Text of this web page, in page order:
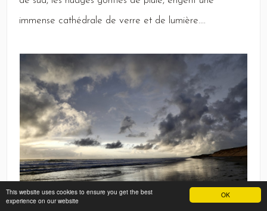
OK
This website uses cookies to ensure you get the best
experience on our website
immense cathédrale de verre et de lumière....